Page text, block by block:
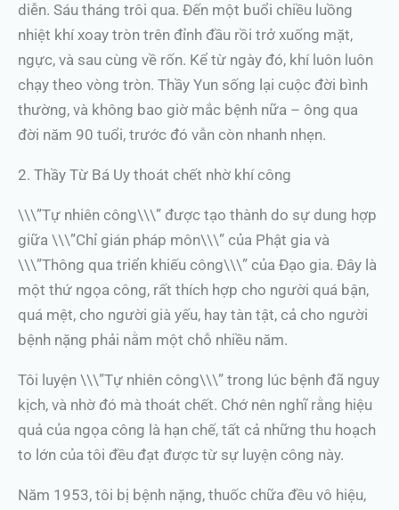
diễn. Sáu tháng trôi qua. Đến một buổi chiều luồng
nhiệt khí xoay tròn trên đỉnh đầu rồi trở xuống mặt,
ngực, và sau cùng về rốn. Kể từ ngày đó, khí luôn luôn
chạy theo vòng tròn. Thầy Yun sống lại cuộc đời bình
thường, và không bao giờ mắc bệnh nữa – ông qua
đời năm 90 tuổi, trước đó vẫn còn nhanh nhẹn.
2. Thầy Từ Bá Uy thoát chết nhờ khí công
\\\”Tự nhiên công\\\” được tạo thành do sự dung hợp
giữa \\\”Chỉ gián pháp môn\\\” của Phật gia và
\\\”Thông qua triển khiếu công\\\” của Đạo gia. Đây là
một thứ ngọa công, rất thích hợp cho người quá bận,
quá mệt, cho người già yếu, hay tàn tật, cả cho người
bệnh nặng phải nằm một chỗ nhiều năm.
Tôi luyện \\\”Tự nhiên công\\\” trong lúc bệnh đã nguy
kịch, và nhờ đó mà thoát chết. Chớ nên nghĩ rằng hiệu
quả của ngọa công là hạn chế, tất cả những thu hoạch
to lớn của tôi đều đạt được từ sự luyện công này.
Năm 1953, tôi bị bệnh nặng, thuốc chữa đều vô hiệu,